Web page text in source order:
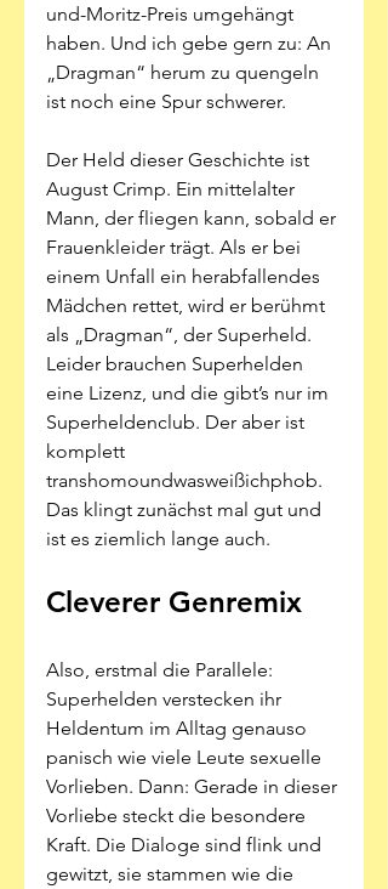
und-Moritz-Preis umgehängt
haben. Und ich gebe gern zu: An
„Dragman“ herum zu quengeln
ist noch eine Spur schwerer.
Der Held dieser Geschichte ist
August Crimp. Ein mittelalter
Mann, der fliegen kann, sobald er
Frauenkleider trägt. Als er bei
einem Unfall ein herabfallendes
Mädchen rettet, wird er berühmt
als „Dragman“, der Superheld.
Leider brauchen Superhelden
eine Lizenz, und die gibt’s nur im
Superheldenclub. Der aber ist
komplett
transhomoundwasweißichphob.
Das klingt zunächst mal gut und
ist es ziemlich lange auch.
Cleverer Genremix
Also, erstmal die Parallele:
Superhelden verstecken ihr
Heldentum im Alltag genauso
panisch wie viele Leute sexuelle
Vorlieben. Dann: Gerade in dieser
Vorliebe steckt die besondere
Kraft. Die Dialoge sind flink und
gewitzt, sie stammen wie die